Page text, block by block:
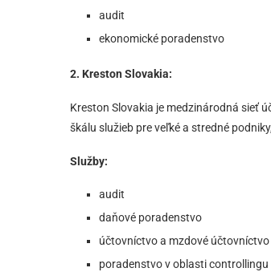
audit
ekonomické poradenstvo
2. Kreston Slovakia:
Kreston Slovakia je medzinárodná sieť
škálu služieb pre veľké a stredné
Služby:
audit
daňové poradenstvo
účtovníctvo a mzdové účtovníctvo
poradenstvo v oblasti controllingu